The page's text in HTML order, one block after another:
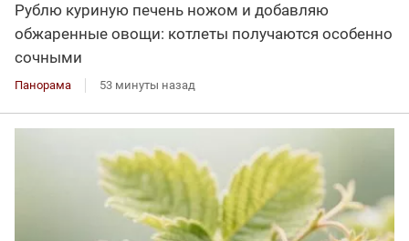
Рублю куриную печень ножом и добавляю
обжаренные овощи: котлеты получаются особенно
сочными
Панорама 53 минуты назад